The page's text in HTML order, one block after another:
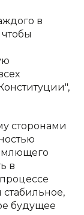
в
сторонами
в
будущее